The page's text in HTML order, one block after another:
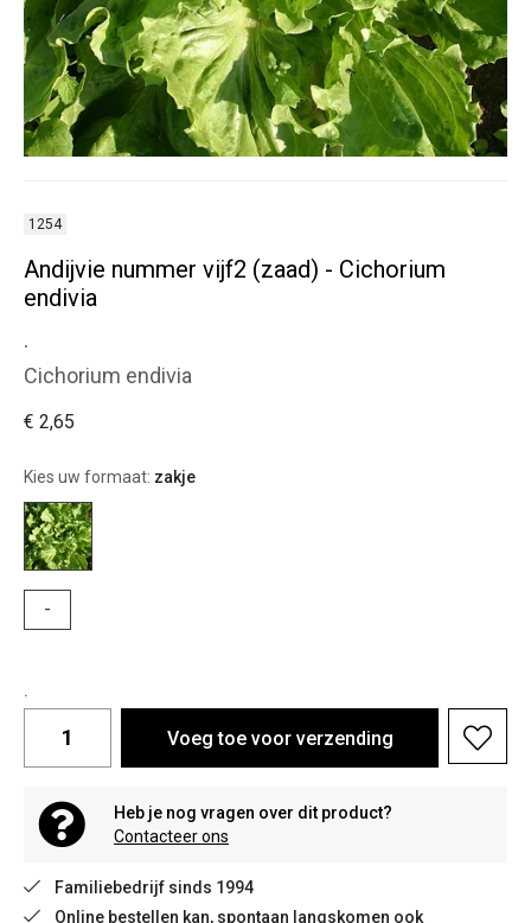
1254
Andijvie nummer vijf2 (zaad) - Cichorium
endivia
.
Cichorium endivia
€ 2,65
Kies uw formaat: zakje
-
.
Voeg toe voor verzending
Heb je nog vragen over dit product?
Contacteer ons
Familiebedrijf sinds 1994
Online bestellen kan, spontaan langskomen ook